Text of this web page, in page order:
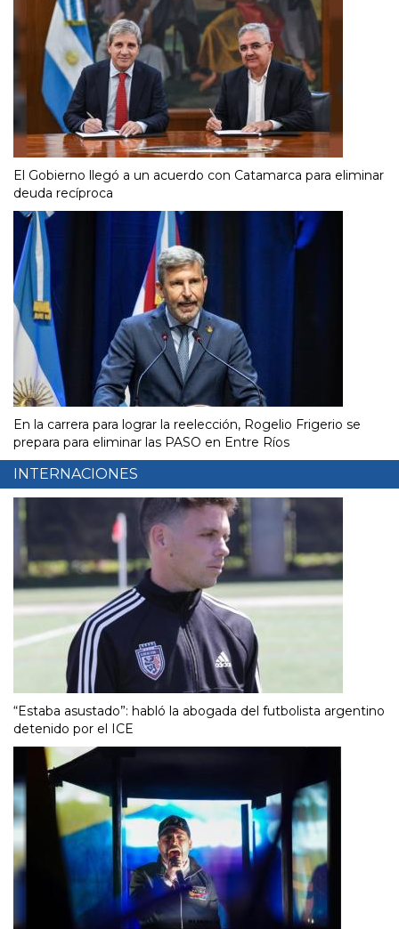
El Gobierno llegó a un acuerdo con Catamarca para eliminar
deuda recíproca
En la carrera para lograr la reelección, Rogelio Frigerio se
prepara para eliminar las PASO en Entre Ríos
INTERNACIONES
“Estaba asustado”: habló la abogada del futbolista argentino
detenido por el ICE